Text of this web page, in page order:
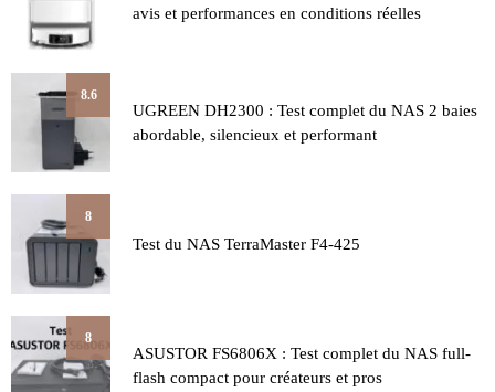
avis et performances en conditions réelles
8.6
UGREEN DH2300 : Test complet du NAS 2 baies
abordable, silencieux et performant
8
Test du NAS TerraMaster F4-425
8
ASUSTOR FS6806X : Test complet du NAS full-
flash compact pour créateurs et pros